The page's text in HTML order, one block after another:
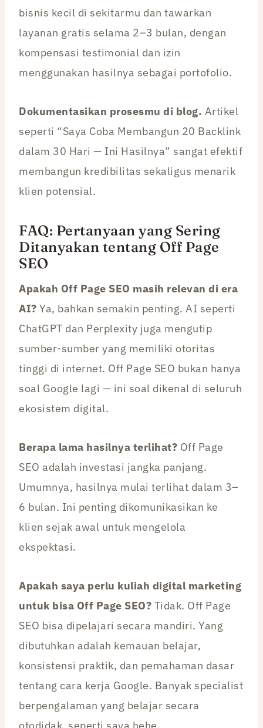
bisnis kecil di sekitarmu dan tawarkan
layanan gratis selama 2–3 bulan, dengan
kompensasi testimonial dan izin
menggunakan hasilnya sebagai portofolio.
Dokumentasikan prosesmu di blog. Artikel
seperti “Saya Coba Membangun 20 Backlink
dalam 30 Hari — Ini Hasilnya” sangat efektif
membangun kredibilitas sekaligus menarik
klien potensial.
FAQ: Pertanyaan yang Sering
Ditanyakan tentang Off Page
SEO
Apakah Off Page SEO masih relevan di era
AI? Ya, bahkan semakin penting. AI seperti
ChatGPT dan Perplexity juga mengutip
sumber-sumber yang memiliki otoritas
tinggi di internet. Off Page SEO bukan hanya
soal Google lagi — ini soal dikenal di seluruh
ekosistem digital.
Berapa lama hasilnya terlihat? Off Page
SEO adalah investasi jangka panjang.
Umumnya, hasilnya mulai terlihat dalam 3–
6 bulan. Ini penting dikomunikasikan ke
klien sejak awal untuk mengelola
ekspektasi.
Apakah saya perlu kuliah digital marketing
untuk bisa Off Page SEO? Tidak. Off Page
SEO bisa dipelajari secara mandiri. Yang
dibutuhkan adalah kemauan belajar,
konsistensi praktik, dan pemahaman dasar
tentang cara kerja Google. Banyak specialist
berpengalaman yang belajar secara
otodidak, seperti saya hehe.